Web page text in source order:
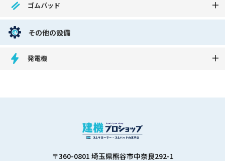
ゴムパッド
その他の設備
発電機
〒360-0801 埼玉県熊谷市中奈良292-1